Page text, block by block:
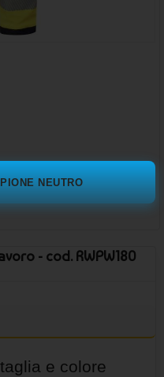
NEUTRO
- cod. RWPW180
e colore